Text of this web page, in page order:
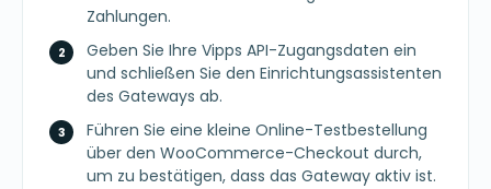
Zahlungen.
Geben Sie Ihre Vipps API-Zugangsdaten ein
und schließen Sie den Einrichtungsassistenten
des Gateways ab.
Führen Sie eine kleine Online-Testbestellung
über den WooCommerce-Checkout durch,
um zu bestätigen, dass das Gateway aktiv ist.